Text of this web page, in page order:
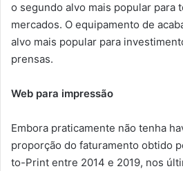
o segundo alvo mais popular para
mercados. O equipamento de
alvo mais popular para
prensas.
Web para impressão
Embora praticamente não tenha
proporção do faturamento obtido
to-Print entre 2014 e 2019, nos